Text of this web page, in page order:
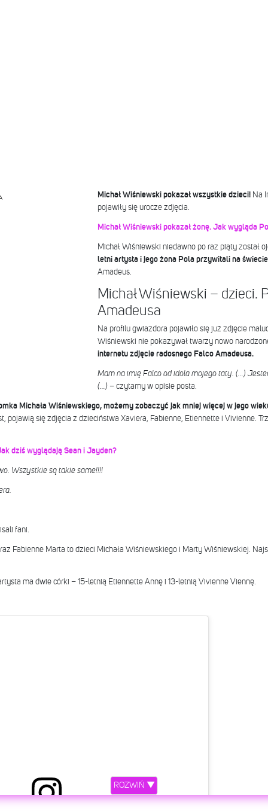
Michał Wiśniewski pokazał wszystkie dzieci!Na
pojawiły się urocze zdjęcia.
Michał Wiśniewski pokazał żonę. Jak wygląda
Michał Wiśniewski niedawno po raz piąty został
letni artysta i jego żona Pola przywitali na
Amadeus.
Michał Wiśniewski – dzieci.
Amadeusa
Na profilu gwiazdora pojawiło się już zdjęcie
Wiśniewski nie pokazywał twarzy nowo
internetu zdjęcie radosnego Falco Amadeusa.
Mam na imię Falco od idola mojego taty. (…)
(…) – czytamy w opisie posta.
Michała Wiśniewskiego, możemy zobaczyć jak mniej więcej w jego
pojawią się zdjęcia z dzieciństwa Xaviera, Fabienne, Etiennette i Vivienne.
dziś wyglądają Sean i Jayden?
Wszystkie są takie same!!!!
fani.
Fabienne Marta to dzieci Michała Wiśniewskiego i Marty Wiśniewskiej.
ma dwie córki – 15-letnią Etiennette Annę i 13-letnią Vivienne Viennę.
ROZWIŃ ▼